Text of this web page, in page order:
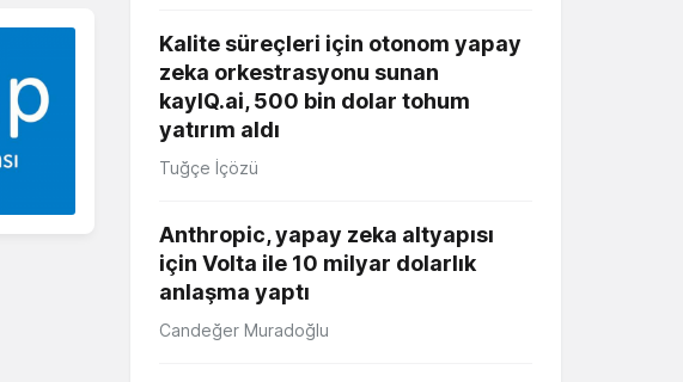
Kalite süreçleri için otonom yapay
zeka orkestrasyonu sunan
kayIQ.ai, 500 bin dolar tohum
yatırım aldı
Tuğçe İçözü
Anthropic, yapay zeka altyapısı
için Volta ile 10 milyar dolarlık
anlaşma yaptı
Candeğer Muradoğlu